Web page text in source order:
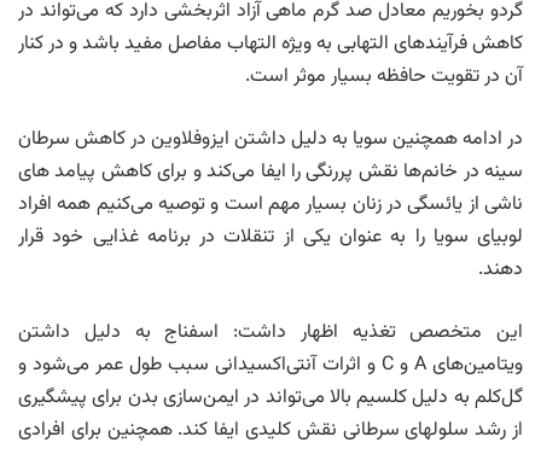
گردو بخوریم معادل صد گرم ماهی آزاد اثربخشی دارد که می‌تواند در
کاهش فرآیند‌های التهابی به ویژه التهاب مفاصل مفید باشد و در کنار
آن در تقویت حافظه بسیار موثر است.
در ادامه همچنین سویا به دلیل داشتن ایزوفلاوین در کاهش سرطان
سینه در خانم‌ها نقش پررنگی را ایفا می‌کند و برای کاهش پیامد های
ناشی از یائسگی در زنان بسیار مهم است و توصیه می‌کنیم همه افراد
لوبیای سویا را به عنوان یکی از تنقلات در برنامه غذایی خود قرار
دهند.
این متخصص تغذیه اظهار داشت: اسفناج به دلیل داشتن
ویتامین‌های A و C و اثرات آنتی‌اکسیدانی سبب طول عمر می‌شود و
گل‌کلم به دلیل کلسیم بالا می‌تواند در ایمن‌سازی بدن برای پیشگیری
از رشد سلولهای سرطانی نقش کلیدی ایفا کند. همچنین برای افرادی